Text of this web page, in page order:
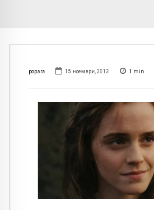
popara 15 ноември, 2013 1 min